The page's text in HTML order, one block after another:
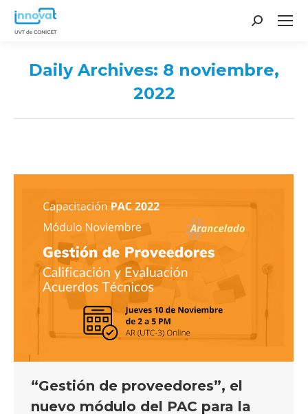
Search:
Daily Archives: 8 noviembre,
2022
“Gestión de proveedores”, el
nuevo módulo del PAC para la